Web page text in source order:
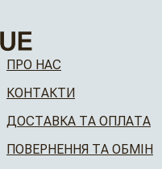
ПРО НАС
КОНТАКТИ
ДОСТАВКА ТА ОПЛАТА
ПОВЕРНЕННЯ ТА ОБМІН